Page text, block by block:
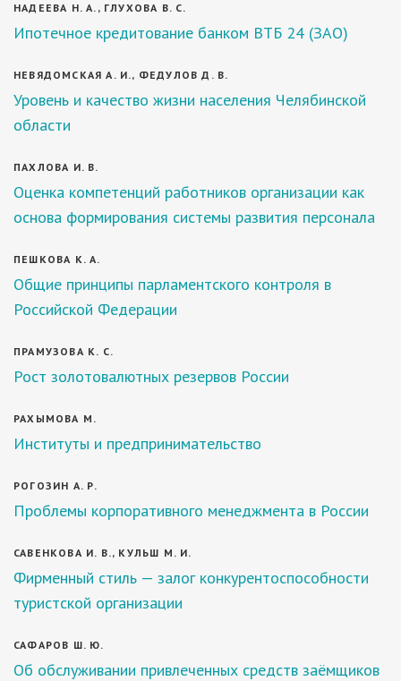
НАДЕЕВА Н. А., ГЛУХОВА В. С.
Ипотечное кредитование банком ВТБ 24 (ЗАО)
НЕВЯДОМСКАЯ А. И., ФЕДУЛОВ Д. В.
Уровень и качество жизни населения Челябинской
области
ПАХЛОВА И. В.
Оценка компетенций работников организации как
основа формирования системы развития персонала
ПЕШКОВА К. А.
Общие принципы парламентского контроля в
Российской Федерации
ПРАМУЗОВА К. С.
Рост золотовалютных резервов России
РАХЫМОВА М.
Институты и предпринимательство
РОГОЗИН А. Р.
Проблемы корпоративного менеджмента в России
САВЕНКОВА И. В., КУЛЬШ М. И.
Фирменный стиль — залог конкурентоспособности
туристской организации
САФАРОВ Ш. Ю.
Об обслуживании привлеченных средств заёмщиков